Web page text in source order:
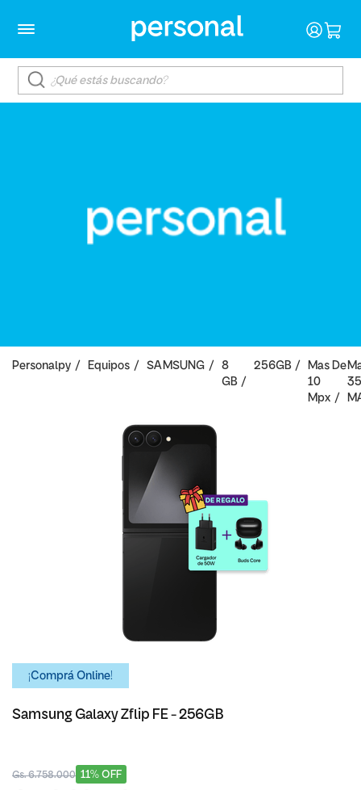
Personalpy Equipos SAMSUNG
8
GB
256GB
Mas De
10
Mpx
¡Comprá Online!
Samsung Galaxy Zflip FE - 256GB
11% OFF
Gs. 6.758.000